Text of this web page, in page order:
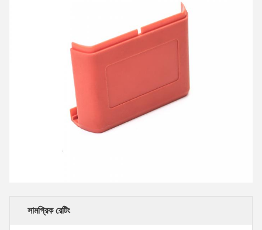
সামগ্রিক রেটিং